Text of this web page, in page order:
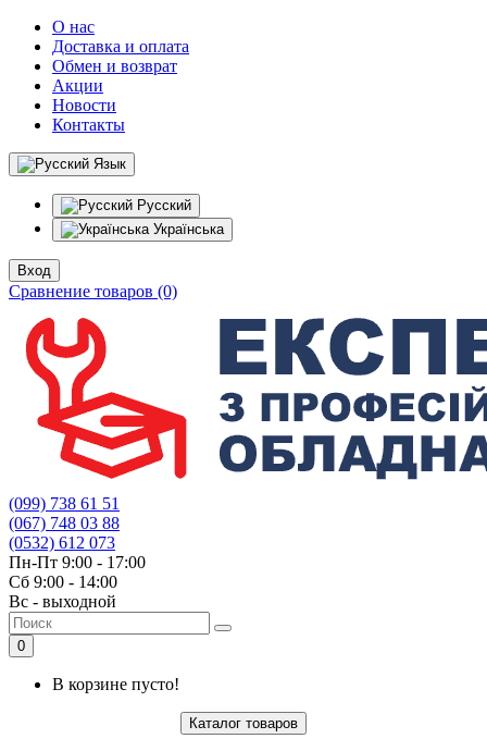
О нас
Доставка и оплата
Обмен и возврат
Акции
Новости
Контакты
Язык
Русский
Українська
Вход
Сравнение товаров (0)
(099) 738 61 51
(067) 748 03 88
(0532) 612 073
Пн-Пт 9:00 - 17:00
Сб 9:00 - 14:00
Вс - выходной
0
В корзине пусто!
Каталог товаров